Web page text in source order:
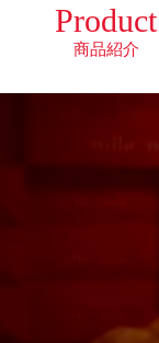
Product
商品紹介